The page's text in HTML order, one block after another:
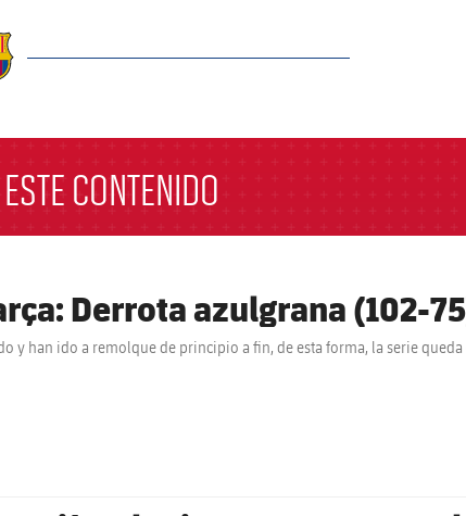
CONTENIDO
Derrota azulgrana (102-
y han ido a remolque de principio a fin, de esta forma, la serie queda